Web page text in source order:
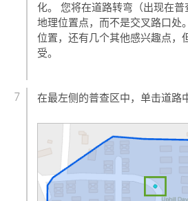
化。 您将在道路转弯（出现在
地理位置点，而不是交叉路口处
位置，还有几个其他感兴趣点，
受。
在最左侧的普查区中，单击道路